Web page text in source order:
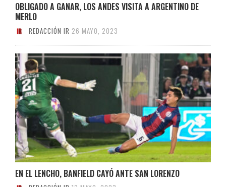
OBLIGADO A GANAR, LOS ANDES VISITA A ARGENTINO DE
MERLO
REDACCIÓN IR 26 MAYO, 2023
EN EL LENCHO, BANFIELD CAYÓ ANTE SAN LORENZO